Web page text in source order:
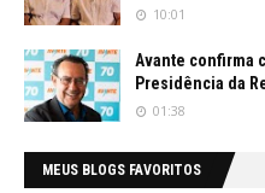
10:01
Avante confirma
Presidência da
01:38
MEUS BLOGS FAVORITOS